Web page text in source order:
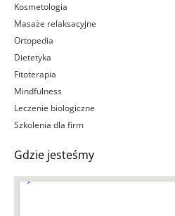
Kosmetologia
Masaże relaksacyjne
Ortopedia
Dietetyka
Fitoterapia
Mindfulness
Leczenie biologiczne
Szkolenia dla firm
Gdzie jesteśmy